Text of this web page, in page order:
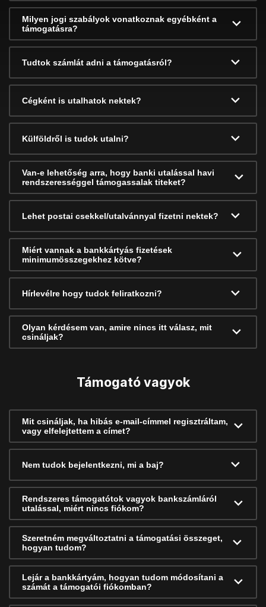
Milyen jogi szabályok vonatkoznak egyébként a
támogatásra?
Tudtok számlát adni a támogatásról?
Cégként is utalhatok nektek?
Külföldről is tudok utalni?
Van-e lehetőség arra, hogy banki utalással havi
rendszerességgel támogassalak titeket?
Lehet postai csekkel/utalvánnyal fizetni nektek?
Miért vannak a bankkártyás fizetések
minimumösszegekhez kötve?
Hírlevélre hogy tudok feliratkozni?
Olyan kérdésem van, amire nincs itt válasz, mit
csináljak?
Támogató vagyok
Mit csináljak, ha hibás e-mail-címmel regisztráltam,
vagy elfelejtettem a címet?
Nem tudok bejelentkezni, mi a baj?
Rendszeres támogatótok vagyok bankszámláról
utalással, miért nincs fiókom?
Szeretném megváltoztatni a támogatási összeget,
hogyan tudom?
Lejár a bankkártyám, hogyan tudom módosítani a
számát a támogatói fiókomban?